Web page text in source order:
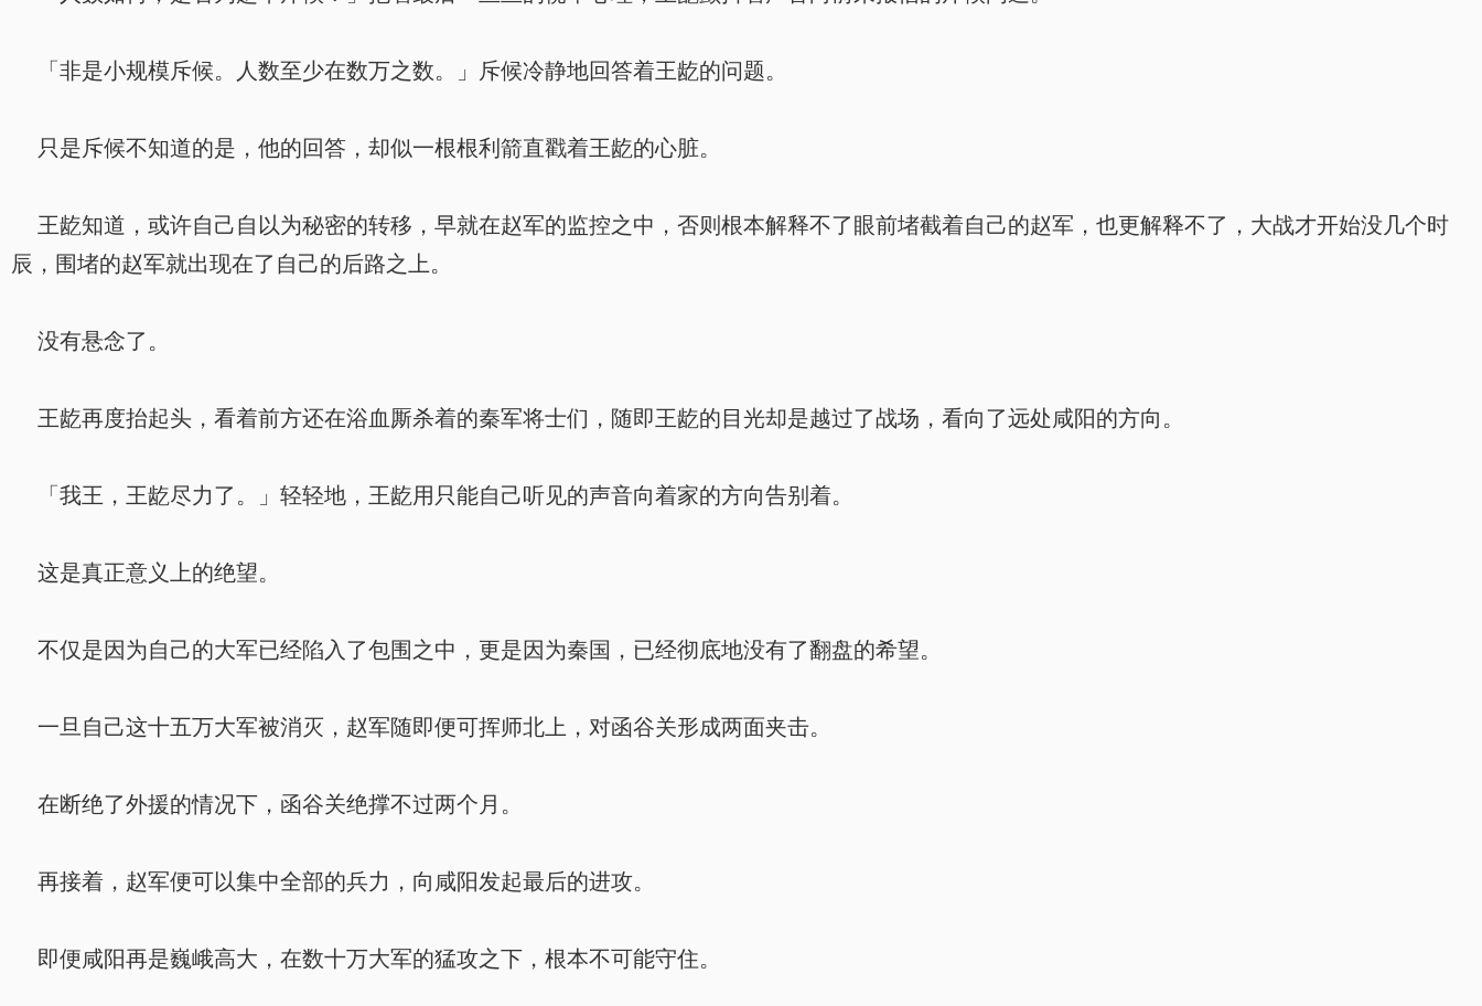
「非是小规模斥候。人数至少在数万之数。」斥候冷静地回答着王龁的问题。
只是斥候不知道的是，他的回答，却似一根根利箭直戳着王龁的心脏。
王龁知道，或许自己自以为秘密的转移，早就在赵军的监控之中，否则根本解释不了眼前堵截着自己的赵军，也更解释不了，大战才开始没几个时
辰，围堵的赵军就出现在了自己的后路之上。
没有悬念了。
王龁再度抬起头，看着前方还在浴血厮杀着的秦军将士们，随即王龁的目光却是越过了战场，看向了远处咸阳的方向。
「我王，王龁尽力了。」轻轻地，王龁用只能自己听见的声音向着家的方向告别着。
这是真正意义上的绝望。
不仅是因为自己的大军已经陷入了包围之中，更是因为秦国，已经彻底地没有了翻盘的希望。
一旦自己这十五万大军被消灭，赵军随即便可挥师北上，对函谷关形成两面夹击。
在断绝了外援的情况下，函谷关绝撑不过两个月。
再接着，赵军便可以集中全部的兵力，向咸阳发起最后的进攻。
即便咸阳再是巍峨高大，在数十万大军的猛攻之下，根本不可能守住。